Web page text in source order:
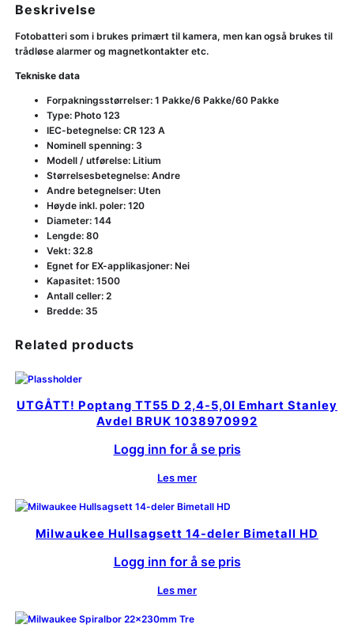
Beskrivelse
Fotobatteri som i brukes primært til kamera, men kan også brukes til
trådløse alarmer og magnetkontakter etc.
Tekniske data
Forpakningsstørrelser: 1 Pakke/6 Pakke/60 Pakke
Type: Photo 123
IEC-betegnelse: CR 123 A
Nominell spenning: 3
Modell / utførelse: Litium
Størrelsesbetegnelse: Andre
Andre betegnelser: Uten
Høyde inkl. poler: 120
Diameter: 144
Lengde: 80
Vekt: 32.8
Egnet for EX-applikasjoner: Nei
Kapasitet: 1500
Antall celler: 2
Bredde: 35
Related products
UTGÅTT! Poptang TT55 D 2,4-5,0I Emhart Stanley
Avdel BRUK 1038970992
Logg inn for å se pris
Les mer
Milwaukee Hullsagsett 14-deler Bimetall HD
Logg inn for å se pris
Les mer